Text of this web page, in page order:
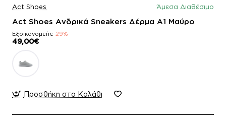
Act Shoes Άμεσα Διαθέσιμο
Act Shoes Ανδρικά Sneakers Δέρμα A1 Μαύρο
Εξοικονομείτε-29%
49,00€
Προσθήκη στο Καλάθι